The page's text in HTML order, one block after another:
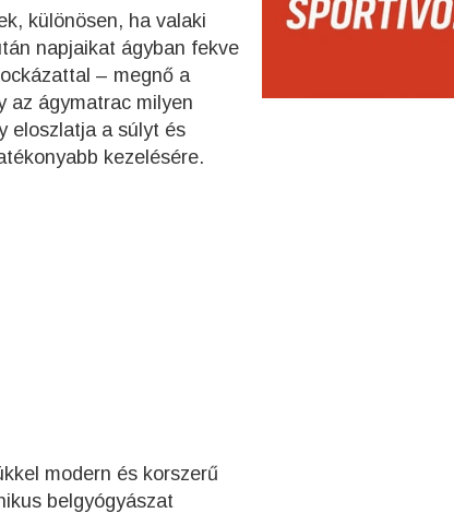
különösen, ha valaki
napjaikat ágyban fekve
– megnő a
az ágymatrac milyen
eloszlatja a súlyt és
kezelésére.
modern és korszerű
belgyógyászat